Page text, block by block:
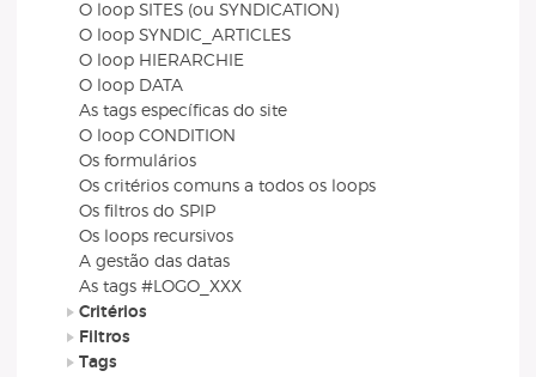
O loop SITES (ou SYNDICATION)
O loop SYNDIC_ARTICLES
O loop HIERARCHIE
O loop DATA
As tags específicas do site
O loop CONDITION
Os formulários
Os critérios comuns a todos os loops
Os filtros do SPIP
Os loops recursivos
A gestão das datas
As tags #LOGO_XXX
Critérios
Filtros
Tags